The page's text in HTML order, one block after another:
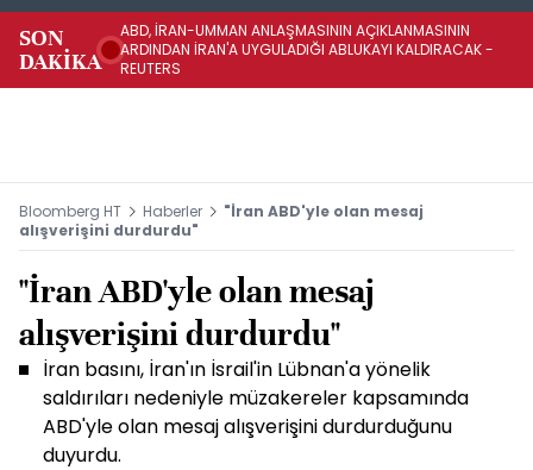
SON
DAKİKA
ABD, İRAN-UMMAN ANLAŞMASININ AÇIKLANMASININ
ARDINDAN İRAN'A UYGULADIĞI ABLUKAYI KALDIRACAK -
REUTERS
Bloomberg HT Haberler
"İran ABD'yle olan mesaj
alışverişini durdurdu"
"İran ABD'yle olan mesaj
alışverişini durdurdu"
İran basını, İran'ın İsrail'in Lübnan'a yönelik
saldırıları nedeniyle müzakereler kapsamında
ABD'yle olan mesaj alışverişini durdurduğunu
duyurdu.